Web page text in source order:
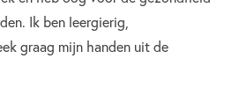
Ik ben leergierig,
graag mijn handen uit de